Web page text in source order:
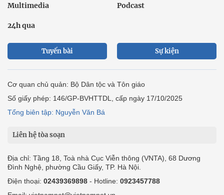
Multimedia Podcast
24h qua
Tuyến bài Sự kiện
Cơ quan chủ quản: Bộ Dân tộc và Tôn giáo
Số giấy phép: 146/GP-BVHTTDL, cấp ngày 17/10/2025
Tổng biên tập: Nguyễn Văn Bá
Liên hệ tòa soạn
Địa chỉ: Tầng 18, Toà nhà Cục Viễn thông (VNTA), 68 Dương
Đình Nghệ, phường Cầu Giấy, TP. Hà Nội.
Điện thoại: 02439369898 - Hotline: 0923457788